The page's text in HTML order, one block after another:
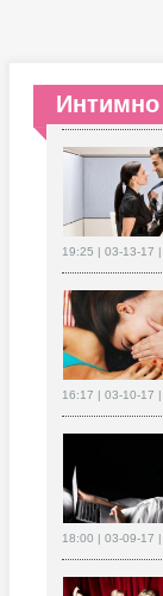
Интимно
19:25 | 03-13-17 |
16:17 | 03-10-17 |
18:00 | 03-09-17 |